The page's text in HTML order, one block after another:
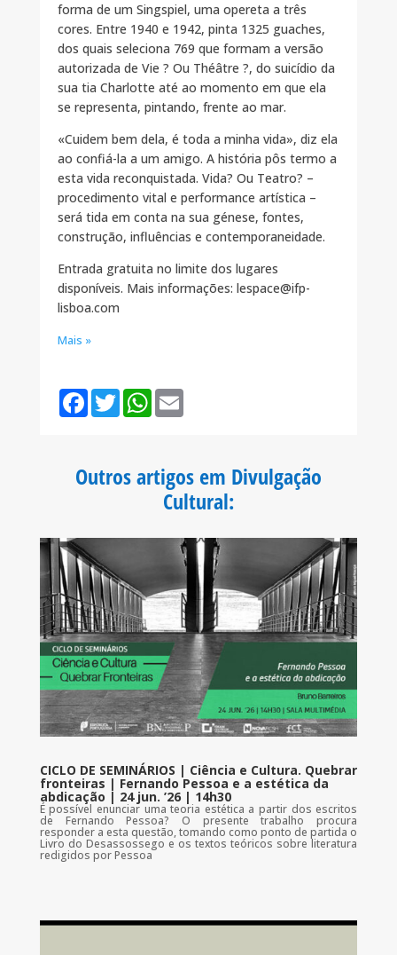
forma de um Singspiel, uma opereta a três
cores. Entre 1940 e 1942, pinta 1325 guaches,
dos quais seleciona 769 que formam a versão
autorizada de Vie ? Ou Théâtre ?, do suicídio da
sua tia Charlotte até ao momento em que ela
se representa, pintando, frente ao mar.
«Cuidem bem dela, é toda a minha vida», diz ela
ao confiá-la a um amigo. A história pôs termo a
esta vida reconquistada. Vida? Ou Teatro? –
procedimento vital e performance artística –
será tida em conta na sua génese, fontes,
construção, influências e contemporaneidade.
Entrada gratuita no limite dos lugares
disponíveis. Mais informações: lespace@ifp-
lisboa.com
Mais »
F
o
T
w
r
W
A
p
E
Outros artigos em Divulgação
Cultural:
CICLO DE SEMINÁRIOS | Ciência e Cultura. Quebrar
fronteiras | Fernando Pessoa e a estética da
abdicação | 24 jun. ’26 | 14h30
É possível enunciar uma teoria estética a partir dos escritos
de Fernando Pessoa? O presente trabalho procura
responder a esta questão, tomando como ponto de partida o
Livro do Desassossego e os textos teóricos sobre literatura
redigidos por Pessoa